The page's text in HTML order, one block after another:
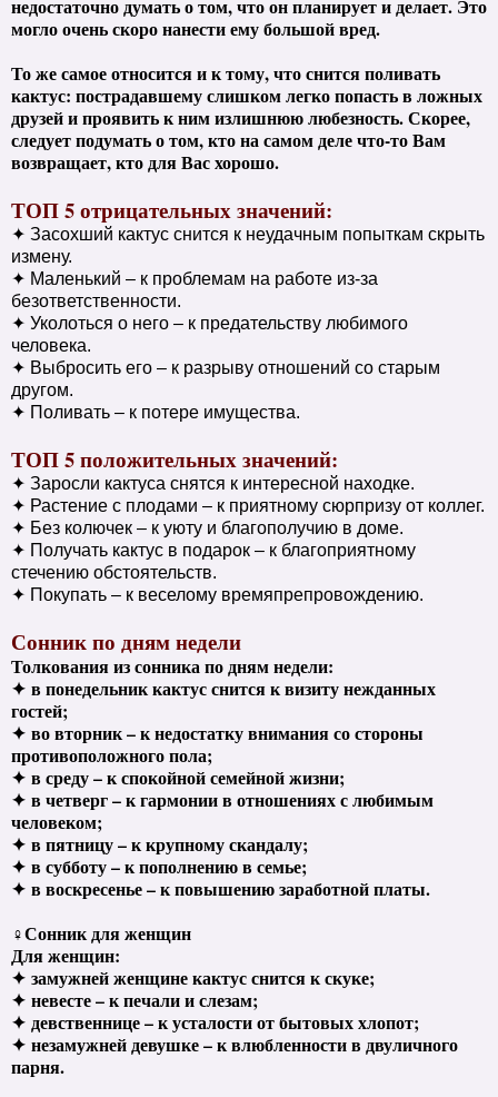
недостаточно думать о том, что он планирует и делает. Это
могло очень скоро нанести ему большой вред.
То же самое относится и к тому, что снится поливать
кактус: пострадавшему слишком легко попасть в ложных
друзей и проявить к ним излишнюю любезность. Скорее,
следует подумать о том, кто на самом деле что-то Вам
возвращает, кто для Вас хорошо.
ТОП 5 отрицательных значений:
✦ Засохший кактус снится к неудачным попыткам скрыть
измену.
✦ Маленький – к проблемам на работе из-за
безответственности.
✦ Уколоться о него – к предательству любимого
человека.
✦ Выбросить его – к разрыву отношений со старым
другом.
✦ Поливать – к потере имущества.
ТОП 5 положительных значений:
✦ Заросли кактуса снятся к интересной находке.
✦ Растение с плодами – к приятному сюрпризу от коллег.
✦ Без колючек – к уюту и благополучию в доме.
✦ Получать кактус в подарок – к благоприятному
стечению обстоятельств.
✦ Покупать – к веселому времяпрепровождению.
Сонник по дням недели
Толкования из сонника по дням недели:
✦ в понедельник кактус снится к визиту нежданных
гостей;
✦ во вторник – к недостатку внимания со стороны
противоположного пола;
✦ в среду – к спокойной семейной жизни;
✦ в четверг – к гармонии в отношениях с любимым
человеком;
✦ в пятницу – к крупному скандалу;
✦ в субботу – к пополнению в семье;
✦ в воскресенье – к повышению заработной платы.
♀Сонник для женщин
Для женщин:
✦ замужней женщине кактус снится к скуке;
✦ невесте – к печали и слезам;
✦ девственнице – к усталости от бытовых хлопот;
✦ незамужней девушке – к влюбленности в двуличного
парня.